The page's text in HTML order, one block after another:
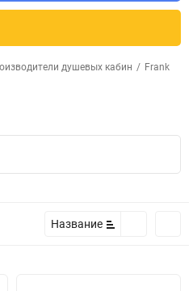
душевых кабин / Frank
Название